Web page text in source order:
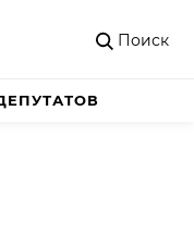
Поиск